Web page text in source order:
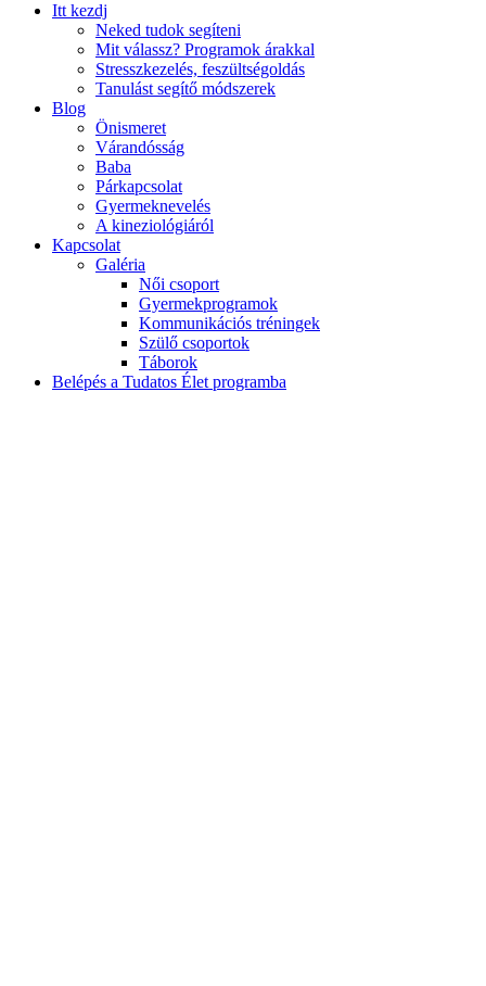
Itt kezdj
Neked tudok segíteni
Mit válassz? Programok árakkal
Stresszkezelés, feszültségoldás
Tanulást segítő módszerek
Blog
Önismeret
Várandósság
Baba
Párkapcsolat
Gyermeknevelés
A kineziológiáról
Kapcsolat
Galéria
Női csoport
Gyermekprogramok
Kommunikációs tréningek
Szülő csoportok
Táborok
Belépés a Tudatos Élet programba